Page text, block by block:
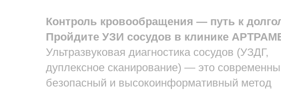
Контроль кровообращения — путь к
Пройдите УЗИ сосудов в клинике
Ультразвуковая диагностика сосудов (УЗДГ,
дуплексное сканирование) — это
безопасный и высокоинформативный метод